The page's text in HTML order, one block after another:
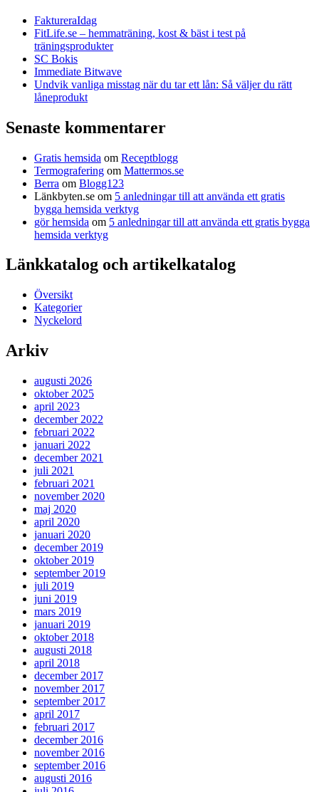
FaktureraIdag
FitLife.se – hemmaträning, kost & bäst i test på
träningsprodukter
SC Bokis
Immediate Bitwave
Undvik vanliga misstag när du tar ett lån: Så väljer du rätt
låneprodukt
Senaste kommentarer
Gratis hemsida om Receptblogg
Termografering om Mattermos.se
Berra om Blogg123
Länkbyten.se om 5 anledningar till att använda ett gratis
bygga hemsida verktyg
gör hemsida om 5 anledningar till att använda ett gratis bygga
hemsida verktyg
Länkkatalog och artikelkatalog
Översikt
Kategorier
Nyckelord
Arkiv
augusti 2026
oktober 2025
april 2023
december 2022
februari 2022
januari 2022
december 2021
juli 2021
februari 2021
november 2020
maj 2020
april 2020
januari 2020
december 2019
oktober 2019
september 2019
juli 2019
juni 2019
mars 2019
januari 2019
oktober 2018
augusti 2018
april 2018
december 2017
november 2017
september 2017
april 2017
februari 2017
december 2016
november 2016
september 2016
augusti 2016